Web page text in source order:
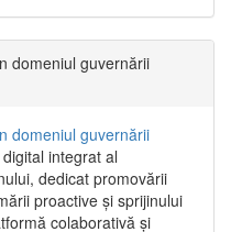
domeniul guvernării
domeniul guvernării
integrat al
dedicat promovării
proactive și sprijinului
colaborativă și